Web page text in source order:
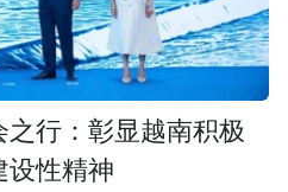
行：彰显越南积极
设性精神